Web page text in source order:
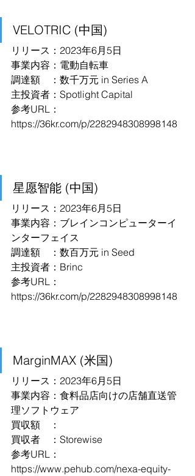
VELOTRIC (中国)
リリース：2023年6月5日
事業内容：電動自転車
調達額　：数千万元 in Series A
主投資者：Spotlight Capital
参考URL：
https://36kr.com/p/2282948308998148
星愿智能 (中国)
リリース：2023年6月5日
事業内容：ブレインコンピューターイ
ンターフェイス
調達額　：数百万元 in Seed
主投資者：Brinc
参考URL：
https://36kr.com/p/2282948308998148
MarginMAX (米国)
リリース：2023年6月5日
事業内容：食料品店向けの店舗直送管
理ソフトウェア
買収額　：
買収者　：Storewise
参考URL：
https://www.pehub.com/nexa-equity-